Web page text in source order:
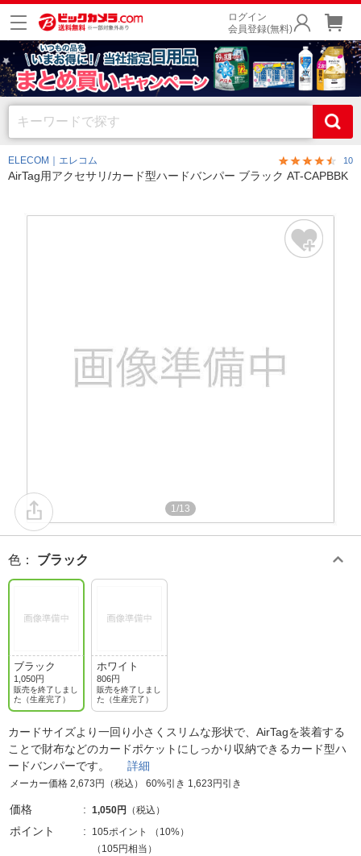
ログイン
会員登録(無料)
ELECOM｜エレコム 10
AirTag用アクセサリ/カード型ハードバンパー ブラック AT-CAPBBK
1/13
色 ： ブラック
ブラック
1,050円
販売を終了しまし
た（生産完了）
ホワイト
806円
販売を終了しまし
た（生産完了）
カードサイズより一回り小さくスリムな形状で、AirTagを装着する
ことで財布などのカードポケットにしっかり収納できるカード型ハ
ードバンパーです。 詳細
メーカー価格 2,673円（税込） 60%引き 1,623円引き
価格 1,050円 （税込）
ポイント 105ポイント （ 10%）
（105円相当）